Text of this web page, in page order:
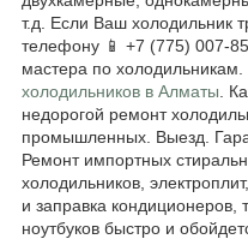
т.д. Если Ваш холодильник
телефону 📱 +7 (775) 007-
мастера по
холодильников в Алматы .
недорогой ремонт
промышленных. Выезд.
Ремонт импортных
холодильников,
и заправка кондиционеров,
ноутбуков быстро и